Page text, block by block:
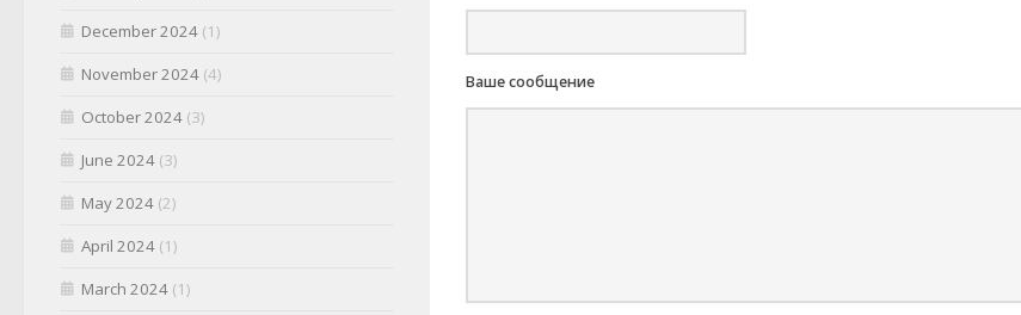
Ваше сообщение
December 2024 (1)
November 2024 (4)
October 2024 (3)
June 2024 (3)
May 2024 (2)
April 2024 (1)
March 2024 (1)